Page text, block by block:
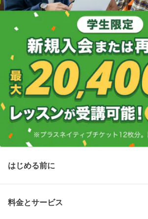
はじめる前に
料金とサービス